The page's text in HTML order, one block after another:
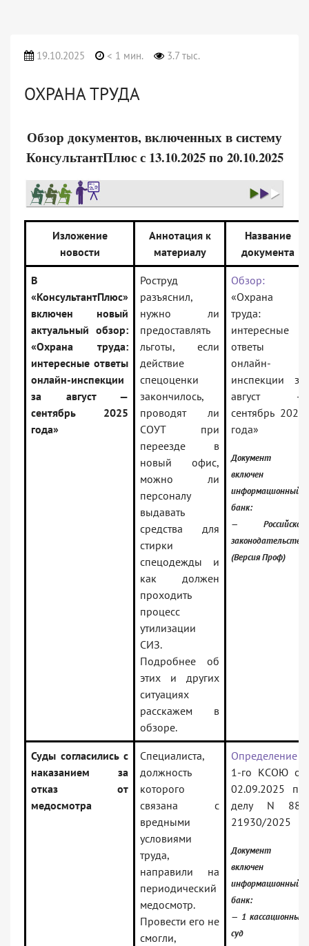
19.10.2025 < 1 мин. 3.7 тыс.
ОХРАНА ТРУДА
Обзор документов, включенных в систему
КонсультантПлюс с 13.10.2025 по 20.10.2025
Изложение
новости
Аннотация к
материалу
Название
документа
В
«КонсультантПлюс»
включен новый
актуальный обзор:
«Охрана труда:
интересные ответы
онлайн-инспекции
за август —
сентябрь 2025
года»
Роструд
разъяснил,
нужно ли
предоставлять
льготы, если
действие
спецоценки
закончилось,
проводят ли
СОУТ при
переезде в
новый офис,
можно ли
персоналу
выдавать
средства для
стирки
спецодежды и
как должен
проходить
процесс
утилизации
СИЗ.
Подробнее об
этих и других
ситуациях
расскажем в
обзоре.
Обзор:
«Охрана
труда:
интересные
ответы
онлайн-
инспекции за
август —
сентябрь 2025
года»
Документ
включен в
информационный
банк:
— Российское
законодательство
(Версия Проф)
Суды согласились с
наказанием за
отказ от
медосмотра
Специалиста,
должность
которого
связана с
вредными
условиями
труда,
направили на
периодический
медосмотр.
Провести его не
смогли,
Определение
1-го КСОЮ от
02.09.2025 по
делу N 88-
21930/2025
Документ
включен в
информационный
банк:
— 1 кассационный
суд